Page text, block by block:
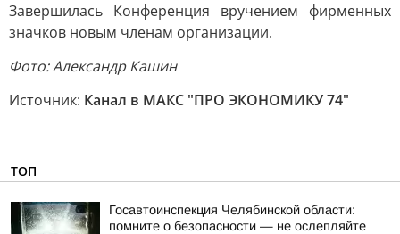
Завершилась Конференция вручением фирменных
значков новым членам организации.
Фото: Александр Кашин
Источник: Канал в МАКС "ПРО ЭКОНОМИКУ 74"
ТОП
Госавтоинспекция Челябинской области:
помните о безопасности — не ослепляйте